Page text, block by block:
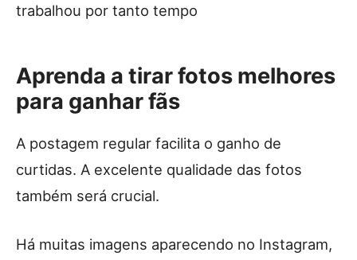
trabalhou por tanto tempo
Aprenda a tirar fotos melhores
para ganhar fãs
A postagem regular facilita o ganho de
curtidas. A excelente qualidade das fotos
também será crucial.
Há muitas imagens aparecendo no Instagram,